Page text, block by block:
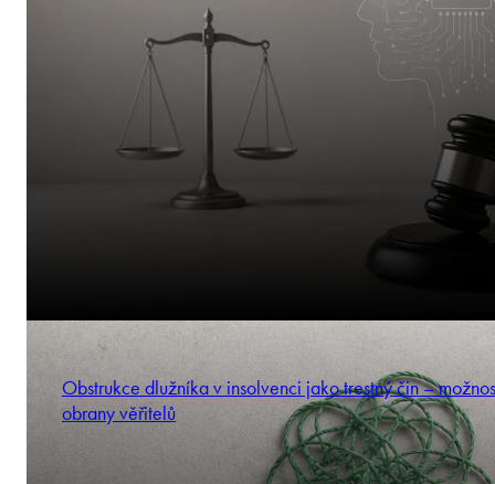
Obstrukce dlužníka v insolvenci jako trestný čin –
obrany věřitelů